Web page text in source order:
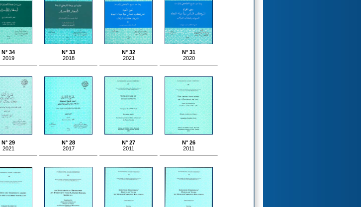
N° 34
2019
N° 33
2018
N° 32
2021
N° 31
2020
N° 29
2021
N° 28
2017
N° 27
2011
N° 26
2011